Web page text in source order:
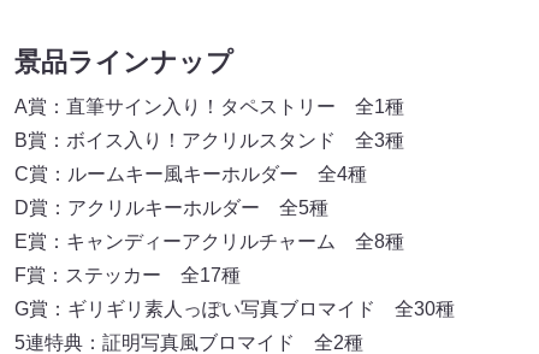
景品ラインナップ
A賞：直筆サイン入り！タペストリー 全1種
B賞：ボイス入り！アクリルスタンド 全3種
C賞：ルームキー風キーホルダー 全4種
D賞：アクリルキーホルダー 全5種
E賞：キャンディーアクリルチャーム 全8種
F賞：ステッカー 全17種
G賞：ギリギリ素人っぽい写真ブロマイド 全30種
5連特典：証明写真風ブロマイド 全2種